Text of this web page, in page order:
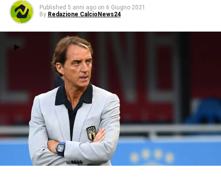
Published 5 anni ago on 6 Giugno 2021
By Redazione CalcioNews24